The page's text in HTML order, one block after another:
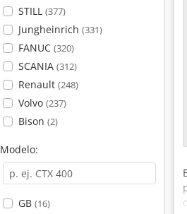
STILL (377)
Jungheinrich (331)
FANUC (320)
SCANIA (312)
Renault (248)
Volvo (237)
Bison (2)
Modelo:
GB (16)